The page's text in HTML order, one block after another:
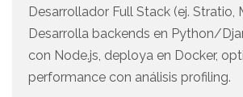
Desarrollador Full Stack (ej. Stratio,
Desarrolla backends en Python/
con Node.js, deploya en Docker,
performance con análisis profiling.